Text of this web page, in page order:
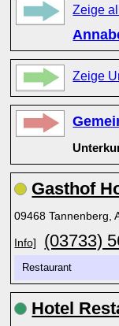
Zeige
Zeige
Gasthof
09468 Tannenberg,
Info] (03733)
Restaurant
Hotel